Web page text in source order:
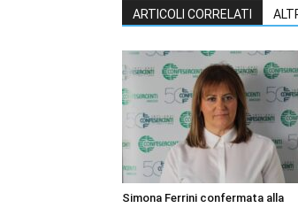
ARTICOLI CORRELATI
Simona Ferrini confermata alla